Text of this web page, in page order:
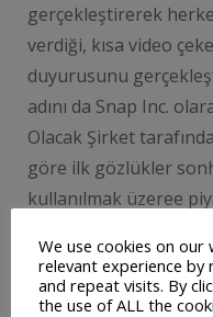
gerçekleştirerek
verdiği, kısa video
duyurusunu
adını da Snap Inc.
Olacak Şirket
göre ilk gözlükler
kullanılmak üzeree
We use cookies on
relevant experience by
and repeat visits. By
the use of ALL the